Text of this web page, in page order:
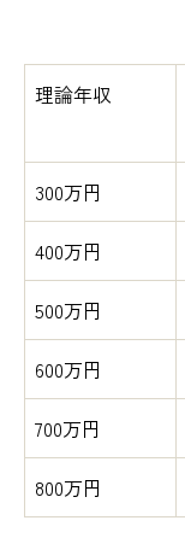
理論年収
300万円
400万円
500万円
600万円
700万円
800万円